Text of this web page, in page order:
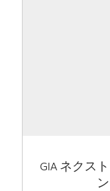
GIA ネクス